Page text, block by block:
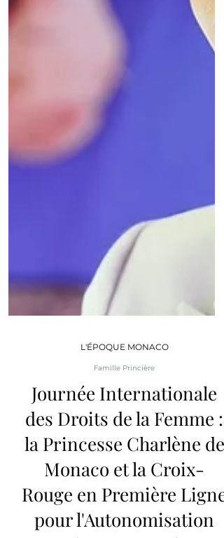
L'ÉPOQUE MONACO
Famille Princière
Journée Internationale
des Droits de la Femme :
la Princesse Charlène de
Monaco et la Croix-